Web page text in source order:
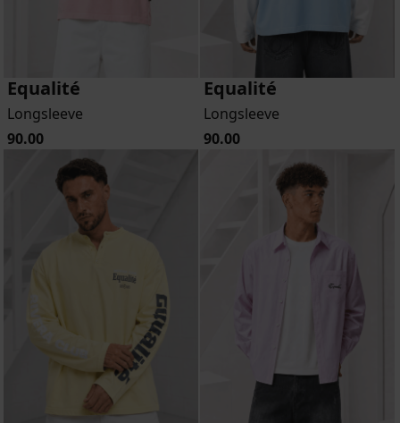
Equalité
Longsleeve
90.00
Equalité
Longsleeve
90.00